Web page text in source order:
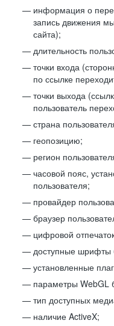
информация о
запись движения
сайта);
длительность
точки входа
по ссылке
точки выхода
пользователь
страна
геопозицию;
регион
часовой пояс,
пользователя;
провайдер
браузер
цифровой
доступные шрифты
установленные
параметры WebGL
тип доступных
наличие ActiveX;